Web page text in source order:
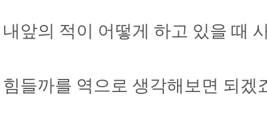
내앞의 적이 어떻게 하고 있을 때
힘들까를 역으로 생각해보면 되겠